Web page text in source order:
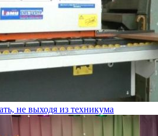
не выходя из техникума